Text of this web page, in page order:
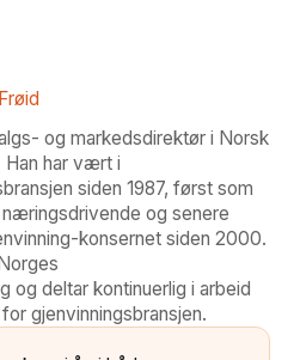
og markedsdirektør i Norsk
Han har vært i
siden 1987, først som
og senere
konsernet siden 2000.
og deltar kontinuerlig i arbeid
gjenvinningsbransjen.